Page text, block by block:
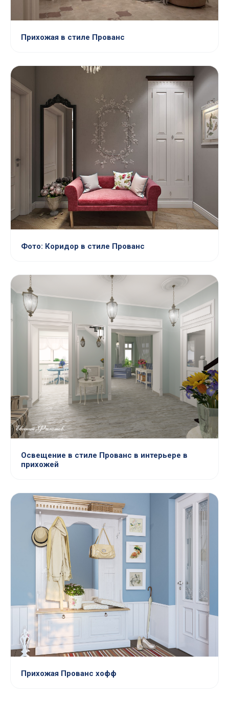
Прихожая в стиле Прованс
Фото: Коридор в стиле Прованс
Освещение в стиле Прованс в интерьере в
прихожей
Прихожая Прованс хофф